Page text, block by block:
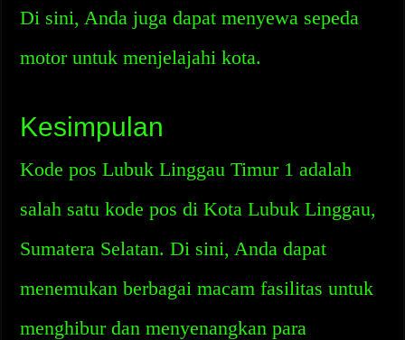
Di sini, Anda juga dapat menyewa sepeda
motor untuk menjelajahi kota.
Kesimpulan
Kode pos Lubuk Linggau Timur 1 adalah
salah satu kode pos di Kota Lubuk Linggau,
Sumatera Selatan. Di sini, Anda dapat
menemukan berbagai macam fasilitas untuk
menghibur dan menyenangkan para